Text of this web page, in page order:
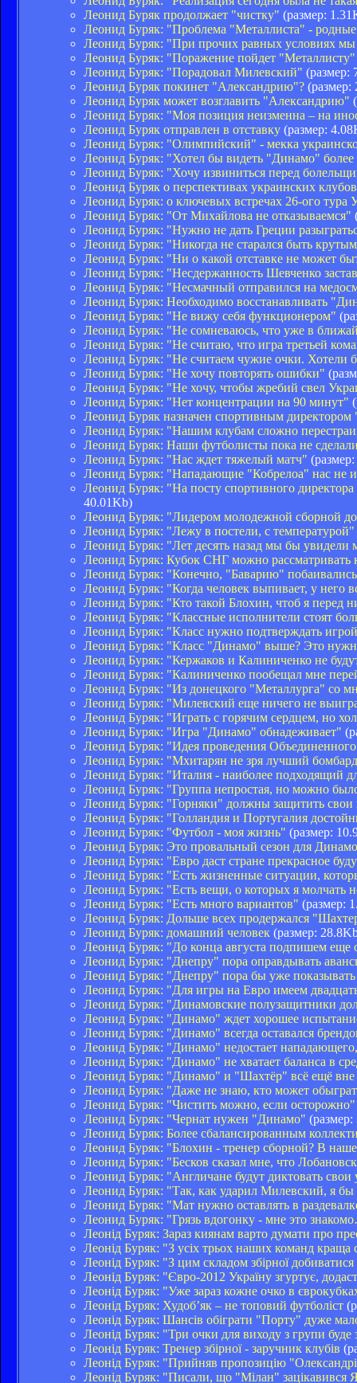
Леонид Буряк продолжает "чистку" (размер:
Леонид Буряк: "Проблема "Металлиста" -
Леонид Буряк: "При прочих равных условиях мы
Леонид Буряк: "Поражение пойдет "Металлисту"
Леонид Буряк: "Порадовал Милевский" (размер:
Леонид Буряк покинет "Александрию"? (размер:
Леонид Буряк может возглавить "Александрию"
Леонид Буряк: "Моя позиция неизменна – на
Леонид Буряк отправлен в отставку (размер:
Леонид Буряк: "Олимпийский" - мекка
Леонид Буряк: "Хотел бы видеть "Динамо"
Леонид Буряк: "Хочу извиниться перед
Леонид Буряк о перспективах украинских
Леонид Буряк: о ключевых встречах 26-ого
Леонид Буряк: "От Михайлова не отказываемся"
Леонид Буряк: "Нужно не дать Греции
Леонид Буряк: "Никогда не старался быть
Леонид Буряк: "Ни о какой отставке не может
Леонид Буряк: "Несдержанность Шевченко
Леонид Буряк: "Несмачный отправился на
Леонид Буряк: Необходимо восстанавливать
Леонид Буряк: "Не вижу себя функционером"
Леонид Буряк: "Не сомневаюсь, что уже в
Леонид Буряк: "Не считаю, что игра третьей
Леонид Буряк: "Не считаем чужие очки. Хотели
Леонид Буряк: "Не хочу повторять ошибки"
Леонид Буряк: "Не хочу, чтобы жребий свел
Леонид Буряк: "Нет концентрации на 90 минут"
Леонид Буряк назначен спортивным
Леонид Буряк: "Нашим клубам сложно
Леонид Буряк: Наши футболисты пока не
Леонид Буряк: "Нас ждет тяжелый матч"
Леонид Буряк: "Нападающие "Кобрелоа" нас не
Леонид Буряк: "На посту спортивного
40.01Kb)
Леонид Буряк: "Лидером молодежной сборной
Леонид Буряк: "Лежу в постели, с температурой"
Леонид Буряк: "Лет десять назад мы бы увидели
Леонид Буряк: Кубок СНГ можно рассматривать
Леонид Буряк: "Конечно, "Баварию"
Леонид Буряк: "Когда человек выпивает, у него
Леонид Буряк: "Кто такой Блохин, чтоб я перед
Леонид Буряк: "Классные исполнители стоят
Леонид Буряк: "Класс нужно подтверждать
Леонид Буряк: "Класс "Динамо" выше? Это
Леонид Буряк: "Кержаков и Калиниченко не
Леонид Буряк: "Калиниченко пообещал мне
Леонид Буряк: "Из донецкого "Металлурга" со
Леонид Буряк: "Милевский еще ничего не
Леонид Буряк: "Играть с горячим сердцем, но
Леонид Буряк: "Игра "Динамо" обнадеживает"
Леонид Буряк: "Идея проведения
Леонид Буряк: "Мхитарян не зря лучший
Леонид Буряк: "Италия - наиболее подходящий
Леонид Буряк: "Группа непростая, но можно
Леонид Буряк: "Горняки" должны защитить свои
Леонид Буряк: "Голландия и Португалия
Леонид Буряк: "Футбол - моя жизнь" (размер:
Леонид Буряк: Это провальный сезон для Динамо
Леонид Буряк: "Евро даст стране прекрасное
Леонид Буряк: "Есть жизненные ситуации,
Леонид Буряк: "Есть вещи, о которых я молчать
Леонид Буряк: "Есть много вариантов" (размер:
Леонид Буряк: Дольше всех продержался
Леонид Буряк: домашний человек (размер:
Леонид Буряк: "До конца августа подпишем еще
Леонид Буряк: "Днепру" пора оправдывать
Леонид Буряк: "Днепру" пора бы уже
Леонид Буряк: "Для игры на Евро имеем
Леонид Буряк: "Динамовские полузащитники
Леонид Буряк: "Динамо" ждет хорошее
Леонид Буряк: "Динамо" всегда оставался
Леонид Буряк: "Динамо" недостает
Леонид Буряк: "Динамо" не хватает баланса в
Леонид Буряк: "Динамо" и "Шахтёр" всё ещё
Леонид Буряк: "Даже не знаю, кто может
Леонид Буряк: "Чистить можно, если осторожно"
Леонид Буряк: "Чернат нужен "Динамо"
Леонид Буряк: Более сбалансированным
Леонид Буряк: "Блохин - тренер сборной? В
Леонид Буряк: "Бесков сказал мне, что
Леонид Буряк: "Англичане будут диктовать свои
Леонид Буряк: "Так, как ударил Милевский, я бы
Леонид Буряк: "Мат нужно оставлять в
Леонид Буряк: "Грязь вдогонку - мне это
Леонід Буряк: Зараз киянам варто думати про
Леонід Буряк: "З усіх трьох наших команд краща
Леонід Буряк: "З цим складом збірної добиватися
Леонід Буряк: "Євро-2012 Україну згуртує,
Леонід Буряк: "Уже зараз кожне очко в
Леонід Буряк: Худоб’як – не топовий футболіст
Леонід Буряк: Шансів обіграти "Порту" дуже
Леонід Буряк: "Три очки для виходу з групи буде
Леонід Буряк: Тренер збірної - заручник клубів
Леонід Буряк: "Прийняв пропозицію
Леонід Буряк: "Писали, що "Мілан" зацікавився